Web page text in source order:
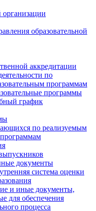
организации
образовательной
аккредитации
по
программам
программы
график
по реализуемым
документы
система оценки
и иные документы,
для обеспечения
процесса